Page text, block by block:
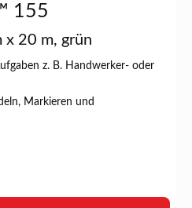
155
x 20 m, grün
z. B. Handwerker- oder
Markieren und